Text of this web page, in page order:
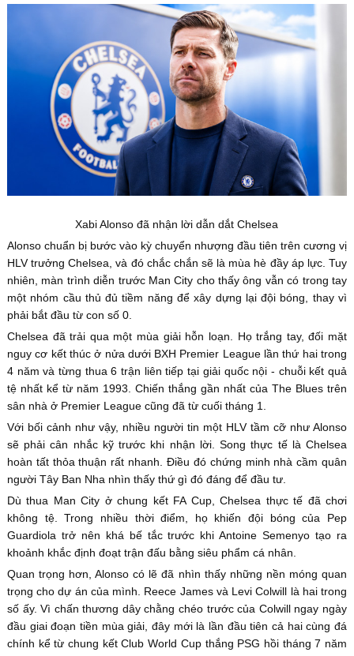
Xabi Alonso đã nhận lời dẫn dắt Chelsea
Alonso chuẩn bị bước vào kỳ chuyển nhượng đầu tiên trên cương vị
HLV trưởng Chelsea, và đó chắc chắn sẽ là mùa hè đầy áp lực. Tuy
nhiên, màn trình diễn trước Man City cho thấy ông vẫn có trong tay
một nhóm cầu thủ đủ tiềm năng để xây dựng lại đội bóng, thay vì
phải bắt đầu từ con số 0.
Chelsea đã trải qua một mùa giải hỗn loạn. Họ trắng tay, đối mặt
nguy cơ kết thúc ở nửa dưới BXH Premier League lần thứ hai trong
4 năm và từng thua 6 trận liên tiếp tại giải quốc nội - chuỗi kết quả
tệ nhất kể từ năm 1993. Chiến thắng gần nhất của The Blues trên
sân nhà ở Premier League cũng đã từ cuối tháng 1.
Với bối cảnh như vậy, nhiều người tin một HLV tầm cỡ như Alonso
sẽ phải cân nhắc kỹ trước khi nhận lời. Song thực tế là Chelsea
hoàn tất thỏa thuận rất nhanh. Điều đó chứng minh nhà cầm quân
người Tây Ban Nha nhìn thấy thứ gì đó đáng để đầu tư.
Dù thua Man City ở chung kết FA Cup, Chelsea thực tế đã chơi
không tệ. Trong nhiều thời điểm, họ khiến đội bóng của Pep
Guardiola trở nên khá bế tắc trước khi Antoine Semenyo tạo ra
khoảnh khắc định đoạt trận đấu bằng siêu phẩm cá nhân.
Quan trọng hơn, Alonso có lẽ đã nhìn thấy những nền móng quan
trọng cho dự án của mình. Reece James và Levi Colwill là hai trong
số ấy. Vì chấn thương dây chằng chéo trước của Colwill ngay ngày
đầu giai đoạn tiền mùa giải, đây mới là lần đầu tiên cả hai cùng đá
chính kể từ chung kết Club World Cup thắng PSG hồi tháng 7 năm